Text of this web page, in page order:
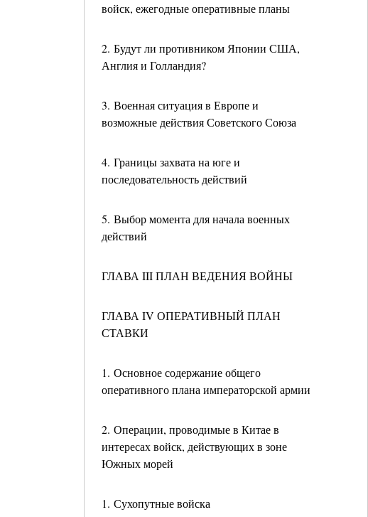
войск, ежегодные оперативные планы
2. Будут ли противником Японии США,
Англия и Голландия?
3. Военная ситуация в Европе и
возможные действия Советского Союза
4. Границы захвата на юге и
последовательность действий
5. Выбор момента для начала военных
действий
ГЛАВА III ПЛАН ВЕДЕНИЯ ВОЙНЫ
ГЛАВА IV ОПЕРАТИВНЫЙ ПЛАН
СТАВКИ
1. Основное содержание общего
оперативного плана императорской армии
2. Операции, проводимые в Китае в
интересах войск, действующих в зоне
Южных морей
1. Сухопутные войска